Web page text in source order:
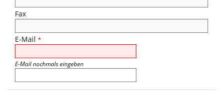
Fax
E-Mail *
E-Mail nochmals eingeben